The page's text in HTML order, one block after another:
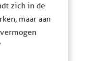
zich in de
maar aan